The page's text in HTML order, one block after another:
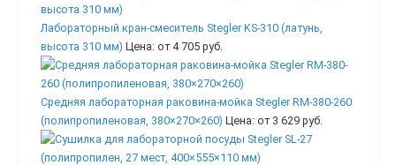
Лабораторный кран-смеситель Stegler KS-310 (латунь,
высота 310 мм) Цена: от 4 705 руб.
Средняя лабораторная раковина-мойка Stegler RM-380-260
(полипропиленовая, 380×270×260) Цена: от 3 629 руб.